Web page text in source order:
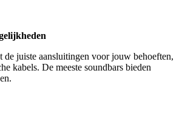
de juiste aansluitingen voor jouw behoeften,
kabels. De meeste soundbars bieden